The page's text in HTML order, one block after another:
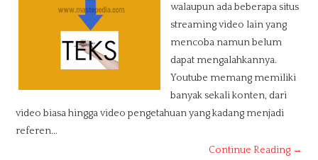
walaupun ada beberapa situs
streaming video lain yang
mencoba namun belum
dapat mengalahkannya.
Youtube memang memiliki
banyak sekali konten, dari
video biasa hingga video pengetahuan yang kadang menjadi
referen...
Continue Reading →